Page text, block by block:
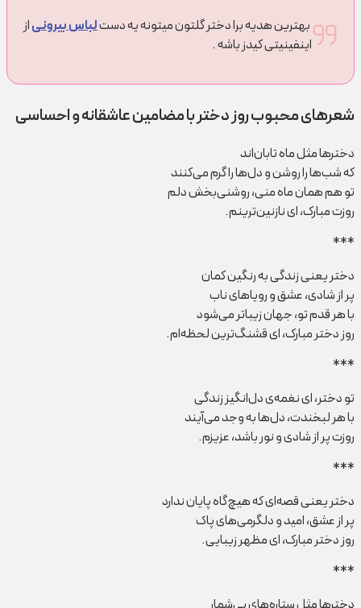
بهترین هدیه برا دختر گلتون میتونه یه دستلباس بیرونیاز
اینفینیتی کیدز باشه .
شعرهای محبوب روز دختر با مضامین عاشقانه و احساسی
دخترها مثل ماه تابان‌اند
که شب‌ها را روشن و دل‌ها را گرم می‌کنند
تو هم همان ماه منی، روشنی‌بخش دلم
روزت مبارک، ای نازنین‌ترینم.
***
دختر یعنی زندگی به رنگین کمان
پر از شادی، عشق و رویاهای ناب
با هر قدم تو، جهان زیباتر می‌شود
روز دختر مبارک، ای قشنگ‌ترین لحظه‌ام.
***
تو دختر، ای نغمه‌ی دل‌انگیز زندگی
با هر لبخندت، دل‌ها به وجد می‌آیند
روزت پر از شادی و نور باشد، عزیزم.
***
دختر یعنی قصه‌ای که هیچ‌گاه پایان ندارد
پر از عشق، امید و دلگرمی‌های پاک
روز دختر مبارک، ای مظهر زیبایی.
***